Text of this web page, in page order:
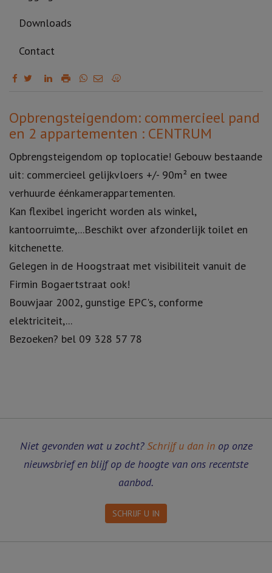
Downloads
Contact
Omschrijving
Opbrengsteigendom: commercieel pand
en 2 appartementen : CENTRUM
Opbrengsteigendom op toplocatie! Gebouw bestaande
uit: commercieel gelijkvloers +/- 90m² en twee
verhuurde éénkamerappartementen.
Kan flexibel ingericht worden als winkel,
kantoorruimte,...Beschikt over afzonderlijk toilet en
kitchenette.
Gelegen in de Hoogstraat met visibiliteit vanuit de
Firmin Bogaertstraat ook!
Bouwjaar 2002, gunstige EPC's, conforme
elektriciteit,...
Bezoeken? bel 09 328 57 78
Niet gevonden wat u zocht?Schrijf u dan inop onze
nieuwsbrief en blijf op de hoogte van ons recentste
aanbod.
SCHRIJF U IN